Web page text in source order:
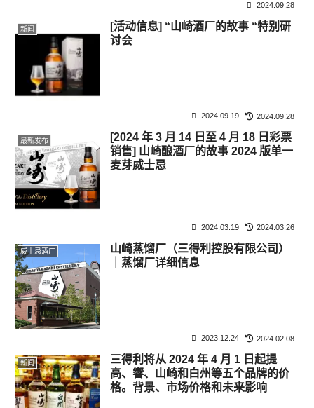
2024.09.28
新闻
[活动信息] “山崎酒厂的故事 “特别研
讨会
2024.09.19 2024.09.28
最新发布
[2024 年 3 月 14 日至 4 月 18 日彩票
销售] 山崎酿酒厂的故事 2024 版单一
麦芽威士忌
2024.03.19 2024.03.26
威士忌酒厂
山崎蒸馏厂（三得利控股有限公司）
｜蒸馏厂详细信息
2023.12.24 2024.02.08
新闻
三得利将从 2024 年 4 月 1 日起提
高、響、山崎和白州等五个品牌的价
格。背景、市场价格和未来影响